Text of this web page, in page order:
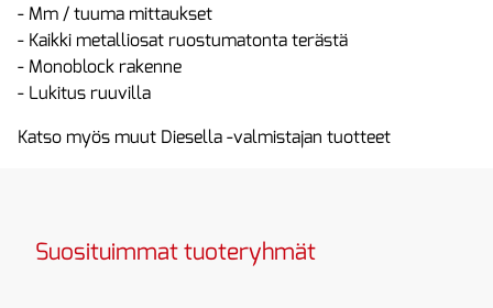
- Mm / tuuma mittaukset
- Kaikki metalliosat ruostumatonta terästä
- Monoblock rakenne
- Lukitus ruuvilla
Katso myös muut Diesella -valmistajan tuotteet
Suosituimmat tuoteryhmät